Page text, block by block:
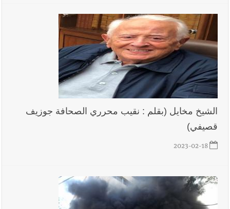
الشيخ مخايل (بقلم : نقيب محرري الصحافة جوزيف
قصيفي)
2023-02-18